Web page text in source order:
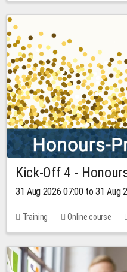
Kick-Off 4 -
31 Aug 2026 07:00 to 31 Aug
Training Online course